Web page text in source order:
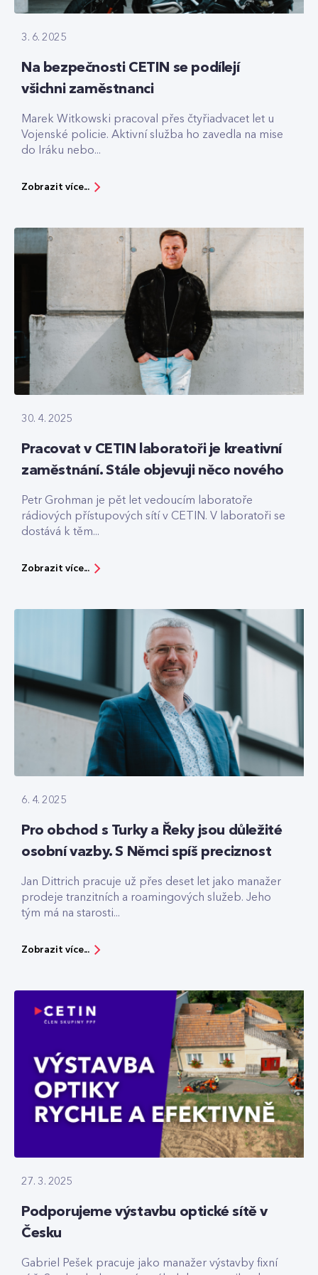
3. 6. 2025
Na bezpečnosti CETIN se podílejí
všichni zaměstnanci
Marek Witkowski pracoval přes čtyřiadvacet let u
Vojenské policie. Aktivní služba ho zavedla na mise
do Iráku nebo...
Zobrazit více...
30. 4. 2025
Pracovat v CETIN laboratoři je kreativní
zaměstnání. Stále objevuji něco nového
Petr Grohman je pět let vedoucím laboratoře
rádiových přístupových sítí v CETIN. V laboratoři se
dostává k těm...
Zobrazit více...
6. 4. 2025
Pro obchod s Turky a Řeky jsou důležité
osobní vazby. S Němci spíš preciznost
Jan Dittrich pracuje už přes deset let jako manažer
prodeje tranzitních a roamingových služeb. Jeho
tým má na starosti...
Zobrazit více...
27. 3. 2025
Podporujeme výstavbu optické sítě v
Česku
Gabriel Pešek pracuje jako manažer výstavby fixní